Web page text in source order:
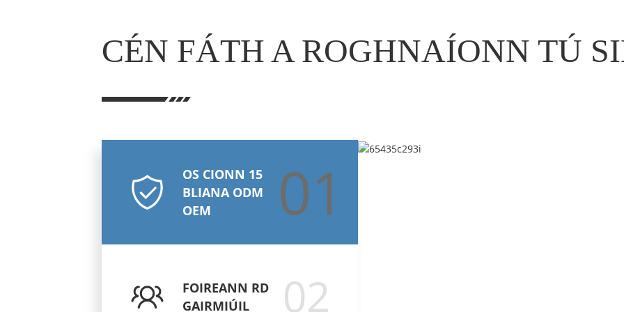
CÉN FÁTH A ROGHNAÍONN TÚ
OS CIONN 15
BLIANA ODM
OEM
01
FOIREANN RD
GAIRMIÚIL
02